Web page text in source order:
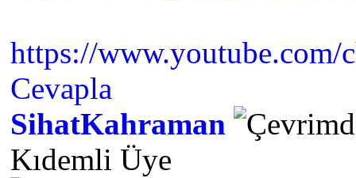
https://
Cevapla
SihatKahraman
Kıdemli Üye